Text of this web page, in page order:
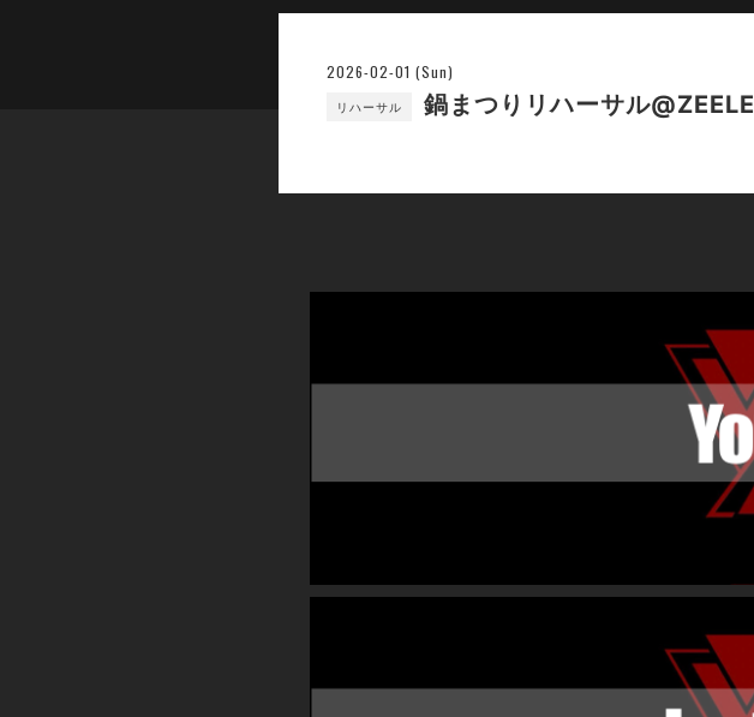
2026-02-01 (Sun)
リハーサル 鍋まつりリハーサル@ZEELE